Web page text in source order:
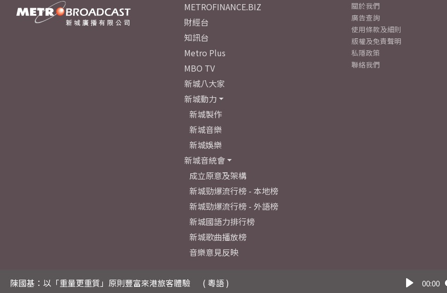
陳國基：以「重量更重質」原則豐富來港旅客體驗
( 粵語 )
00:00
METROFINANCE.BIZ
財經台
知訊台
Metro Plus
MBO TV
新城八大家
新城動力
新城製作
新城音樂
新城娛樂
新城音統會
成立原意及架構
新城勁爆流行榜 - 本地榜
新城勁爆流行榜 - 外語榜
新城國語力排行榜
新城歌曲播放榜
音樂意見反映
關於我們
廣告查詢
使用條款及細則
版權及免責聲明
私隱政策
聯絡我們